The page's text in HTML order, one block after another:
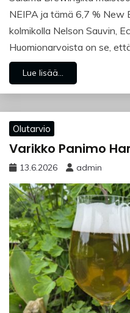
NEIPA ja tämä 6,7 % New
kolmikolla Nelson Sauvin,
Huomionarvoista on se,
Lue lisää...
Olutarvio
Varikko Panimo
13.6.2026 admin